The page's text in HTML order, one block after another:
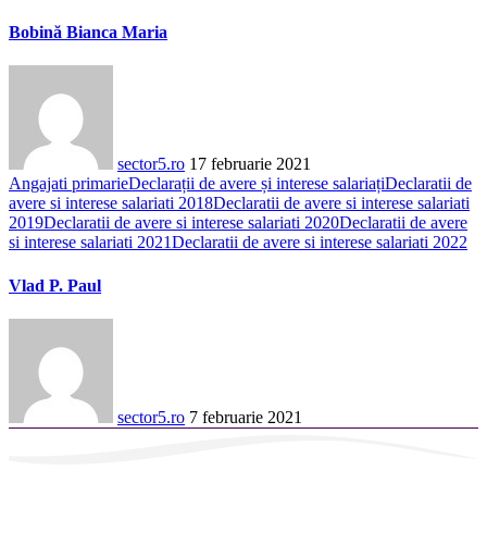
Bobină Bianca Maria
sector5.ro 17 februarie 2021
Angajati primarieDeclarații de avere și interese salariațiDeclaratii de
avere si interese salariati 2018Declaratii de avere si interese salariati
2019Declaratii de avere si interese salariati 2020Declaratii de avere
si interese salariati 2021Declaratii de avere si interese salariati 2022
Vlad P. Paul
sector5.ro 7 februarie 2021